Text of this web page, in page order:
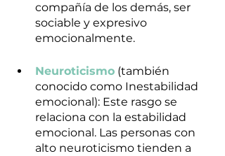
compañía de los demás, ser
sociable y expresivo
emocionalmente.
Neuroticismo (también
conocido como Inestabilidad
emocional): Este rasgo se
relaciona con la estabilidad
emocional. Las personas con
alto neuroticismo tienden a